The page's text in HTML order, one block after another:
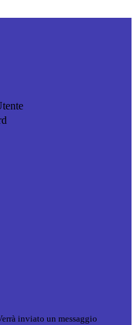
inviato un messaggio